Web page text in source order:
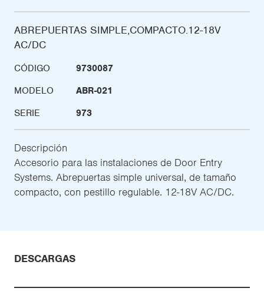
ABREPUERTAS SIMPLE,COMPACTO.12-18V
AC/DC
CÓDIGO
9730087
MODELO
ABR-021
SERIE
973
Descripción
Accesorio para las instalaciones de Door Entry
Systems. Abrepuertas simple universal, de tamaño
compacto, con pestillo regulable. 12-18V AC/DC.
DESCARGAS